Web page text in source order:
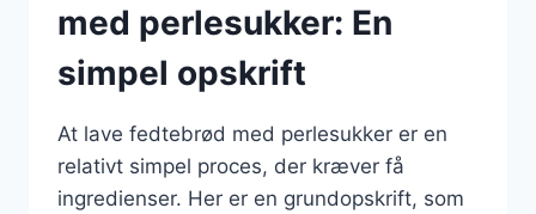
med perlesukker: En
simpel opskrift
At lave fedtebrød med perlesukker er en
relativt simpel proces, der kræver få
ingredienser. Her er en grundopskrift, som